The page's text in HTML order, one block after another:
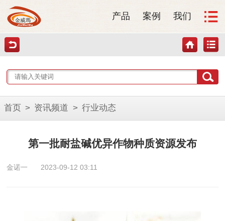
产品 案例 我们
首页 > 资讯频道 > 行业动态
第一批耐盐碱优异作物种质资源发布
金诺一 2023-09-12 03:11